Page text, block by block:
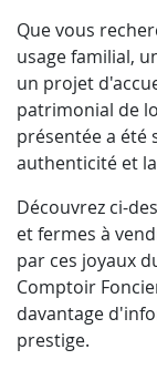
Que vous
usage familial,
un projet
patrimonial de
présentée a été
authenticité et
Découvrez ci-
et fermes à
par ces joyaux
Comptoir
davantage
prestige.